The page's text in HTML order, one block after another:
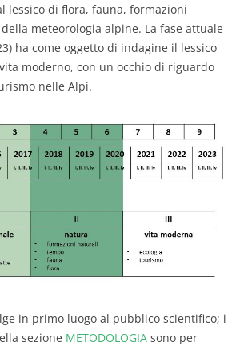
lessico di flora, fauna, formazioni
meteorologia alpine. La fase attuale
ha come oggetto di indagine il lessico
moderno, con un occhio di riguardo
nelle Alpi.
in primo luogo al pubblico scientifico; i
sezione METODOLOGIA sono per